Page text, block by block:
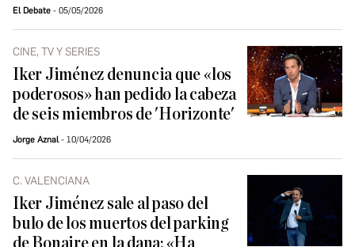
El Debate 05/05/2026
CINE, TV Y SERIES
Iker Jiménez denuncia que «los
poderosos» han pedido la cabeza
de seis miembros de 'Horizonte'
Jorge Aznal 10/04/2026
C. VALENCIANA
Iker Jiménez sale al paso del
bulo de los muertos del parking